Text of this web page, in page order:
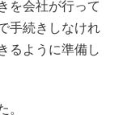
を会社が行って
手続きしなけれ
るように準備し